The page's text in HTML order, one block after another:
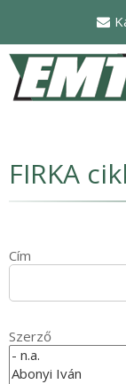
tartalomra
FIRKA
Cím
Szerző